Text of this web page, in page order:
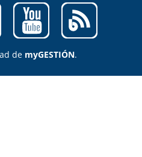
de myGESTIÓN.